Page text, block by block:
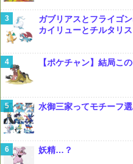
ガブリアスとフライゴ
カイリューとチルタリ
【ポケチャン】結局こ
水御三家ってモチーフ
妖精…？